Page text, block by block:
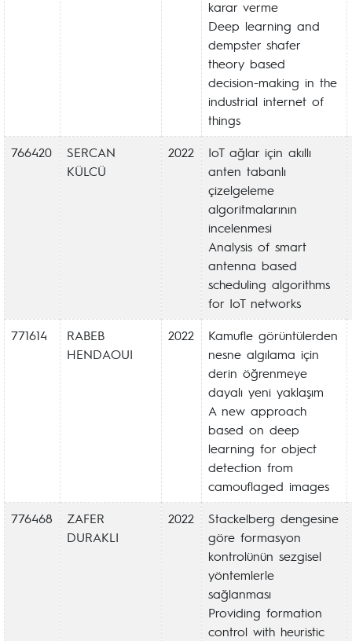
karar verme
Deep learning and
dempster shafer
theory based
decision-making in the
industrial internet of
things
766420
SERCAN
KÜLCÜ
2022
IoT ağlar için akıllı
anten tabanlı
çizelgeleme
algoritmalarının
incelenmesi
Analysis of smart
antenna based
scheduling algorithms
for IoT networks
771614
RABEB
HENDAOUI
2022
Kamufle görüntülerden
nesne algılama için
derin öğrenmeye
dayalı yeni yaklaşım
A new approach
based on deep
learning for object
detection from
camouflaged images
776468
ZAFER
DURAKLI
2022
Stackelberg dengesine
göre formasyon
kontrolünün sezgisel
yöntemlerle
sağlanması
Providing formation
control with heuristic